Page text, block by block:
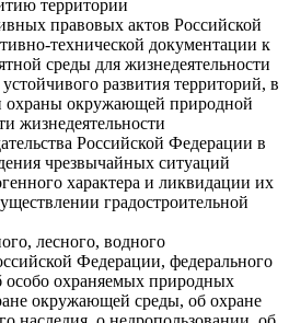
территории
правовых актов Российской
технической документации к
среды для жизнедеятельности
развития территорий, в
охраны окружающей природной
жизнедеятельности
Российской Федерации в
чрезвычайных ситуаций
характера и ликвидации их
градостроительной
лесного, водного
Федерации, федерального
особо охраняемых природных
окружающей среды, об охране